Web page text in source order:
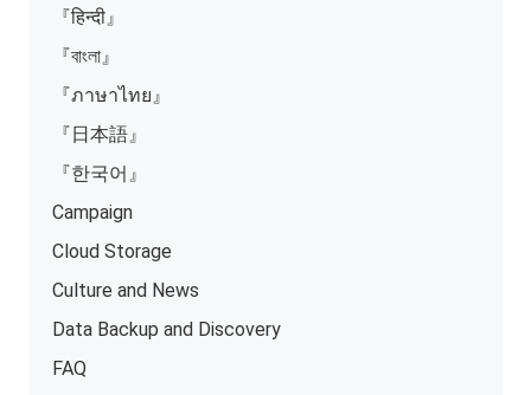
『हिन्दी』
『বাংলা』
『ภาษาไทย』
『日本語』
『한국어』
Campaign
Cloud Storage
Culture and News
Data Backup and Discovery
FAQ